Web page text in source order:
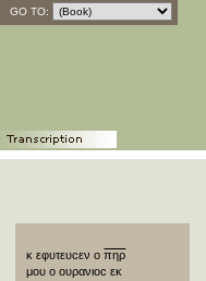
GO TO:
κ εφυτευϲεν ο πηρ
μου ο ουρανιοϲ εκ